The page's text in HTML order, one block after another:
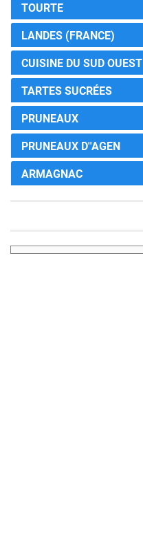
TOURTE
LANDES (FRANCE)
CUISINE DU SUD OUEST
TARTES SUCRÉES
PRUNEAUX
PRUNEAUX D''AGEN
ARMAGNAC